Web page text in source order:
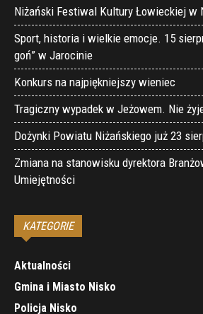
Niżański Festiwal Kultury Łowieckiej w
Sport, historia i wielkie emocje. 15
goń” w Jarocinie
Konkurs na najpiękniejszy wieniec
Tragiczny wypadek w Jeżowem. Nie
Dożynki Powiatu Niżańskiego już 23
Zmiana na stanowisku dyrektora
Umiejętności
KATEGORIE
Aktualności
Gmina i Miasto Nisko
Policja Nisko